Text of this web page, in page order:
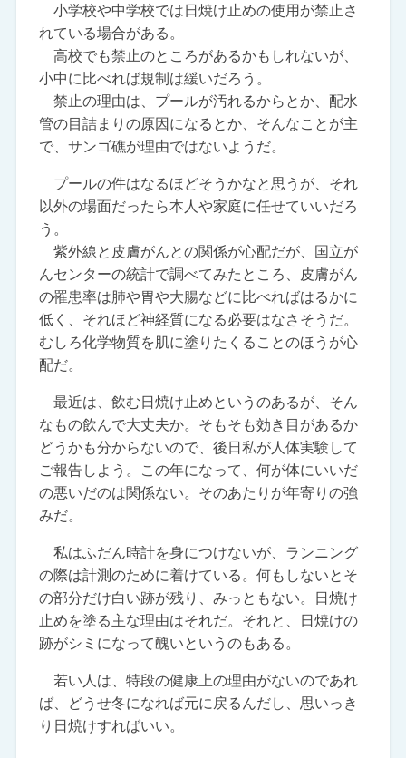
小学校や中学校では日焼け止めの使用が禁止さ
れている場合がある。
高校でも禁止のところがあるかもしれないが、
小中に比べれば規制は緩いだろう。
禁止の理由は、プールが汚れるからとか、配水
管の目詰まりの原因になるとか、そんなことが主
で、サンゴ礁が理由ではないようだ。
プールの件はなるほどそうかなと思うが、それ
以外の場面だったら本人や家庭に任せていいだろ
う。
紫外線と皮膚がんとの関係が心配だが、国立が
んセンターの統計で調べてみたところ、皮膚がん
の罹患率は肺や胃や大腸などに比べればはるかに
低く、それほど神経質になる必要はなさそうだ。
むしろ化学物質を肌に塗りたくることのほうが心
配だ。
最近は、飲む日焼け止めというのあるが、そん
なもの飲んで大丈夫か。そもそも効き目があるか
どうかも分からないので、後日私が人体実験して
ご報告しよう。この年になって、何が体にいいだ
の悪いだのは関係ない。そのあたりが年寄りの強
みだ。
私はふだん時計を身につけないが、ランニング
の際は計測のために着けている。何もしないとそ
の部分だけ白い跡が残り、みっともない。日焼け
止めを塗る主な理由はそれだ。それと、日焼けの
跡がシミになって醜いというのもある。
若い人は、特段の健康上の理由がないのであれ
ば、どうせ冬になれば元に戻るんだし、思いっき
り日焼けすればいい。